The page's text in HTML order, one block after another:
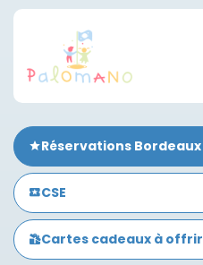
Réservations Bordeaux
CSE
Cartes cadeaux à offrir